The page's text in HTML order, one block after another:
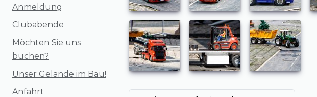
Anmeldung
Clubabende
Möchten Sie uns
buchen?
Unser Gelände im Bau!
Anfahrt